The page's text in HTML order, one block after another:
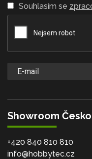
Souhlasím se
Showroom Česko
+420 840 810 810
info@hobbytec.cz